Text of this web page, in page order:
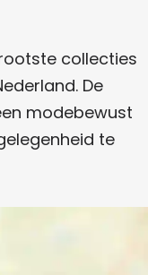
collecties
De
modebewust
te